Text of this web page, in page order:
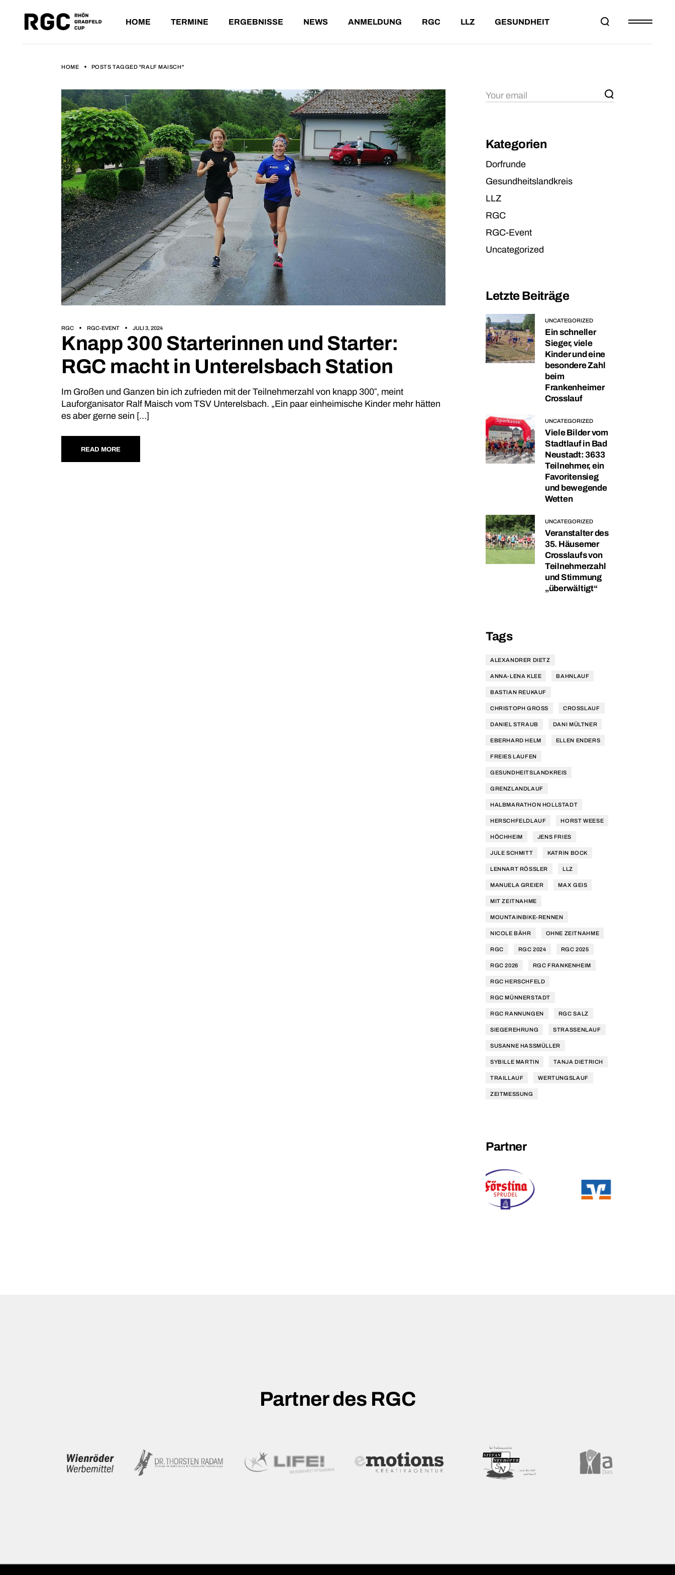
HOME TERMINE
ANSTEHENDE LÄUFE
ERGEBNISSE NEWS ANMELDUNG RGC
ALTERSKLASSEN
LLZ
KONTAKT
GESUNDHEIT
ANSTEHENDE LÄUFEERGEBNISSE AKTUELL T-SHIRT-WERTUNG TEILNAHMEBED.DAS LLZ PROJEKT DORFRUNDE
HOME POSTS TAGGED "RALF MAISCH"
RGC RGC-EVENT JULI 3, 2024
Knapp 300 Starterinnen und Starter:
RGC macht in Unterelsbach Station
Im Großen und Ganzen bin ich zufrieden mit der Teilnehmerzahl von knapp 300″, meint
Lauforganisator Ralf Maisch vom TSV Unterelsbach. „Ein paar einheimische Kinder mehr hätten
es aber gerne sein […]
READ MORE
Kategorien
Dorfrunde
Gesundheitslandkreis
LLZ
RGC
RGC-Event
Uncategorized
Letzte Beiträge
UNCATEGORIZED
Ein schneller
Sieger, viele
Kinder und eine
besondere Zahl
beim
Frankenheimer
Crosslauf
UNCATEGORIZED
Viele Bilder vom
Stadtlauf in Bad
Neustadt: 3633
Teilnehmer, ein
Favoritensieg
und bewegende
Wetten
UNCATEGORIZED
Veranstalter des
35. Häusemer
Crosslaufs von
Teilnehmerzahl
und Stimmung
„überwältigt“
Tags
ALEXANDRER DIETZ
ANNA-LENA KLEE BAHNLAUF
BASTIAN REUKAUF
CHRISTOPH GROSS CROSSLAUF
DANIEL STRAUB DANI MÜLTNER
EBERHARD HELM ELLEN ENDERS
FREIES LAUFEN
GESUNDHEITSLANDKREIS
GRENZLANDLAUF
HALBMARATHON HOLLSTADT
HERSCHFELDLAUF HORST WEESE
HÖCHHEIM JENS FRIES
JULE SCHMITT KATRIN BOCK
LENNART RÖSSLER LLZ
MANUELA GREIER MAX GEIS
MIT ZEITNAHME
MOUNTAINBIKE-RENNEN
NICOLE BÄHR OHNE ZEITNAHME
RGC RGC 2024 RGC 2025
RGC 2026 RGC FRANKENHEIM
RGC HERSCHFELD
RGC MÜNNERSTADT
RGC RANNUNGEN RGC SALZ
SIEGEREHRUNG STRASSENLAUF
SUSANNE HASSMÜLLER
SYBILLE MARTIN TANJA DIETRICH
TRAILLAUF WERTUNGSLAUF
ZEITMESSUNG
Partner
Partner des RGC